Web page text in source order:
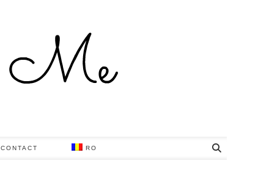
CONTACT RO